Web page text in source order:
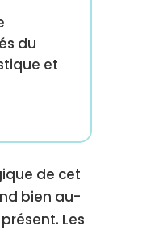
du
et
de cet
bien au-
Les